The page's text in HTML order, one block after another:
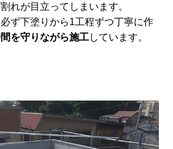
れが目立ってしまいます。
ず下塗りから1工程ずつ丁寧に作
を守りながら施工しています。